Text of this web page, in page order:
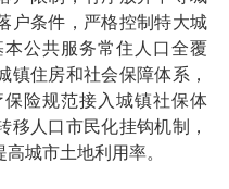
户条件，严格控制特大城
公共服务常住人口全覆
镇住房和社会保障体系，
险规范接入城镇社保体
移人口市民化挂钩机制，
城市土地利用率。